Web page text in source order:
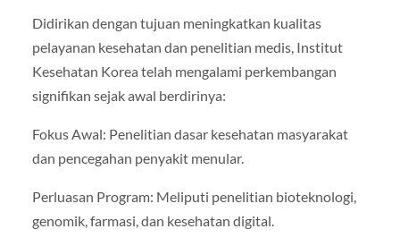
Didirikan dengan tujuan meningkatkan kualitas
pelayanan kesehatan dan penelitian medis, Institut
Kesehatan Korea telah mengalami perkembangan
signifikan sejak awal berdirinya:
Fokus Awal: Penelitian dasar kesehatan masyarakat
dan pencegahan penyakit menular.
Perluasan Program: Meliputi penelitian bioteknologi,
genomik, farmasi, dan kesehatan digital.